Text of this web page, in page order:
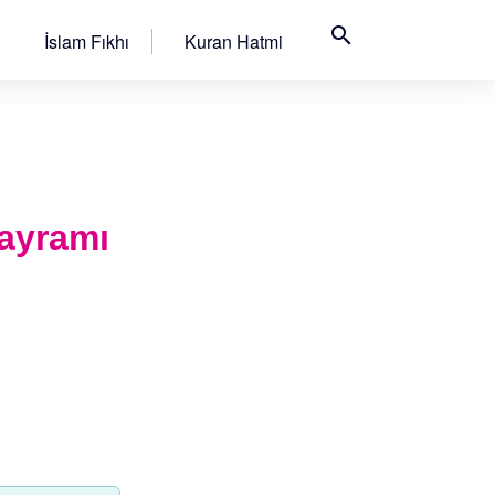
İslam Fıkhı Kuran Hatmi search